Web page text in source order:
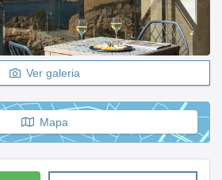
Ver galeria
Mapa